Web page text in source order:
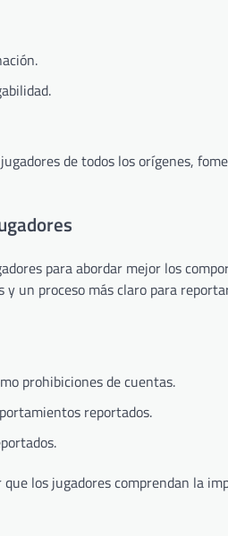
de todos los orígenes,
para abordar mejor los
un proceso más claro para
prohibiciones de cuentas.
reportados.
los jugadores comprendan la